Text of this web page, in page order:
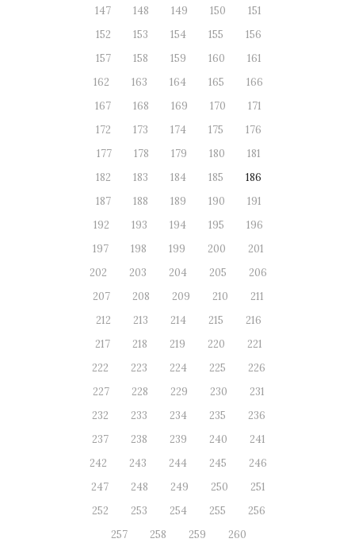
147
148 149 150
151
152
153 154 155
156
157
158 159 160
161
162
163 164 165
166
167
168 169 170
171
172
173 174 175
176
177
178 179 180
181
182
183 184 185
186
187
188 189 190
191
192
193 194 195
196
197
198 199 200
201
202
203 204 205
206
207
208 209 210
211
212
213 214 215
216
217
218 219 220
221
222
223 224 225
226
227
228 229 230
231
232
233 234 235
236
237
238 239 240
241
242
243 244 245
246
247
248 249 250
251
252
253 254 255
256
257
258 259 260